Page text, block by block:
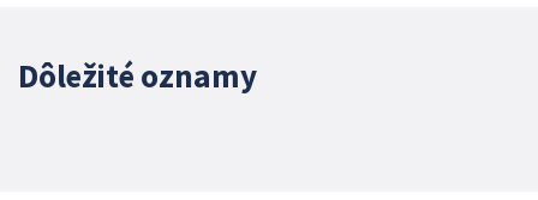
Dôležité oznamy